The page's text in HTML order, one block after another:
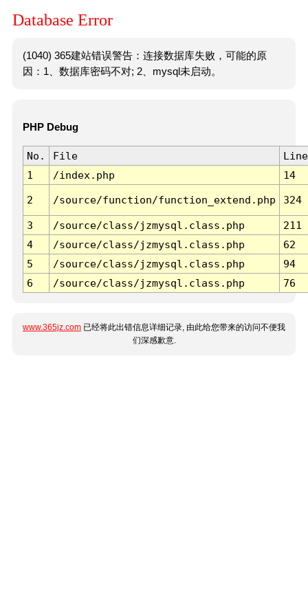
Database Error
(1040) 365建站错误警告：连接数据库失败，可能的原
因：1、数据库密码不对; 2、mysql未启动。
PHP Debug
No. File
Line
1
/index.php 14
2 /source/function/function_extend.php 324
3 /source/class/jzmysql.class.php
211
4
/source/class/jzmysql.class.php
62
5
/source/class/jzmysql.class.php
94
6
/source/class/jzmysql.class.php 76
www.365jz.com 已经将此出错信息详细记录, 由此给您带来的访问不便我
们深感歉意.